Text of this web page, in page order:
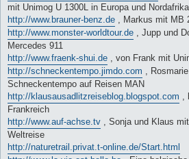
mit Unimog U 1300L in Europa und Nordafrika
http://www.brauner-benz.de , Markus mit MB
http://www.monster-worldtour.de , Jupp und
Mercedes 911
http://www.fraenk-shui.de , von Frank mit
http://schneckentempo.jimdo.com ,
Schneckentempo auf Reisen MAN
http://klausausadlitzreiseblog.blogspot.com ,
Frankreich
http://www.auf-achse.tv , Sonja und Klaus
Weltreise
http://naturetrail.privat.t-online.de/Start.html